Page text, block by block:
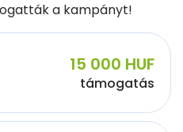
a kampányt!
15 000 HUF
támogatás